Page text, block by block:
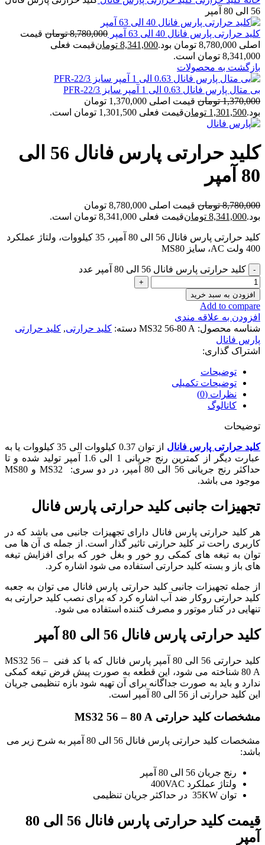
56 الی 80 آمپر
کلید حرارتی پارس فانال 40 الی 63 آمپر 8,780,000 تومان قیمت
اصلی 8,780,000 تومان بود.
8,341,000 تومانقیمت فعلی
8,341,000 تومان است.
بازگشت به محصولات
بی متال پارس فانال 0.63 الی 1 آمپر سایز PFR-22/3
1,370,000 تومان
قیمت اصلی 1,370,000 تومان
بود.1,301,500 تومانقیمت فعلی 1,301,500 تومان است.
کلید حرارتی پارس فانال 56 الی
80 آمپر
8,780,000 تومان
قیمت اصلی 8,780,000 تومان
بود.8,341,000 تومانقیمت فعلی 8,341,000 تومان است.
کلید حرارتی پارس فانال 56 الی 80 آمپر، 35 کیلووات، ولتاژ عملکرد
400 ولت AC، سایز MS80
کلید حرارتی پارس فانال 56 الی 80 آمپر عدد
افزودن به سبد خرید
Add to compare
افزودن به علاقه مندی
شناسه محصول: MS32 56-80 A دسته: کلید حرارتی, کلید حرارتی
پارس فانال
اشتراک گذاری:
توضیحات
توضیحات تکمیلی
نظرات (0)
کاتالوگ
توضیحات
کلید حرارتی پارس فانال
از توان 0.37 کیلووات الی 35 کیلووات یا به
عبارت دیگر از کمترین رنج جریانی 1 الی 1.6 آمپر تولید شده و تا
حداکثر رنج جریانی 56 الی 80 آمپر، در دو سری: MS32 و MS80
موجود می باشد.
تجهیزات جانبی کلید حرارتی پارس فانال
هر کلید حرارتی پارس فانال دارای تجهیزات جانبی می باشد که در
کاربری راحت تر کلید حرارتی تاثیر گذار است. از جمله ی آن ها می
توان به تیغه های کمکی رو خور و بغل خور که برای افزایش تیغه
های باز و بسته کلید حرارتی استفاده می شود اشاره کرد.
از جمله تجهیزات جانبی کلید حرارتی پارس فانال می توان به جعبه
کلید حرارتی روکار ضد آب اشاره کرد که برای نصب کلید حرارتی به
تنهایی در کنار موتور و مصرف کننده استفاده می شود.
کلید حرارتی پارس فانال 56 الی 80 آمپر
کلید حرارتی 56 الی 80 آمپر پارس فانال که با کد فنی MS32 56 –
80 A شناخته می شود، این قطعه به صورت پیش فرض تیغه کمکی
ندارد و باید به صورت جداگانه برای آن تهیه شود بازه تنظیمی جریان
این کلید حرارتی از 56 الی 80 آمپر است.
مشخصات کلید حرارتی MS32 56 – 80 A
مشخصات کلید حرارتی پارس فانال 56 الی 80 آمپر به شرح زیر می
باشد:
رنج جریان 56 الی 80 آمپر
ولتاژ عملکرد 400VAC
توان 35KW در حداکثر جریان تنظیمی
قیمت کلید حرارتی پارس فانال 56 الی 80
آمپر